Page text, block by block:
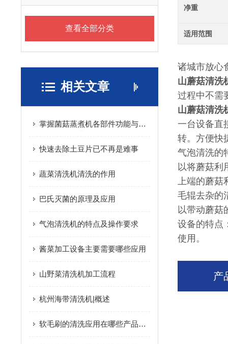
查看全部分类
相关文章
掌握菌菇蒸煮机各部件功能与特性保障菌菇预处理工序高效合规完成
快速去除土豆片已不再是难事
蔬菜清洗机清洗的作用
巴氏灭菌的原理及应用
气泡清洗机的特点及操作要求
酱菜加工设备主要需要哪些应用
山野菜清洗机加工流程
杭州海带清洗机|概述
软毛刷的清洗应用在哪些产品清洗
净重
适用范围
诸城市放心
山蘑菇清洗
过程中不需
山蘑菇清洗
一台设备直
转。方便快
气泡清洗的
以将蘑菇利
上端的蘑菇
毛辊去杂的
以带动蘑菇
设备的特点
使用。
产